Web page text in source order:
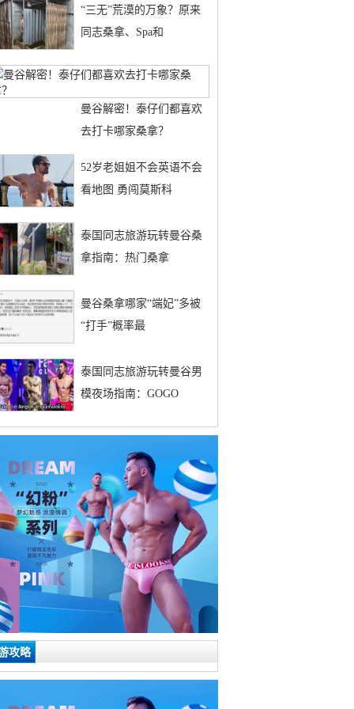
“三无”荒漠的万象？原来
同志桑拿、Spa和
曼谷解密！泰仔们都喜欢
去打卡哪家桑拿？
52岁老姐姐不会英语不会
看地图 勇闯莫斯科
泰国同志旅游玩转曼谷桑
拿指南：热门桑拿
曼谷桑拿哪家“端妃”多被
“打手”概率最
泰国同志旅游玩转曼谷男
模夜场指南：GOGO
攻略